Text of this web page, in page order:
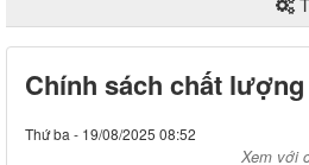
Chính sách chất lượng
Thứ ba - 19/08/2025 08:52
Xem với